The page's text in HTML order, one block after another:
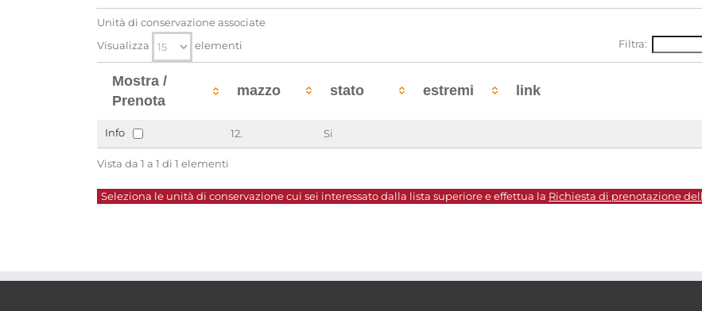
Unità di conservazione associate
Visualizza elementi Filtra:
Mostra /
Prenota
mazzo stato estremi link
Info 12. Si
Vista da 1 a 1 di 1 elementi
Seleziona le unità di conservazione cui sei interessato dalla lista superiore e effettua la Richiesta di prenotazione